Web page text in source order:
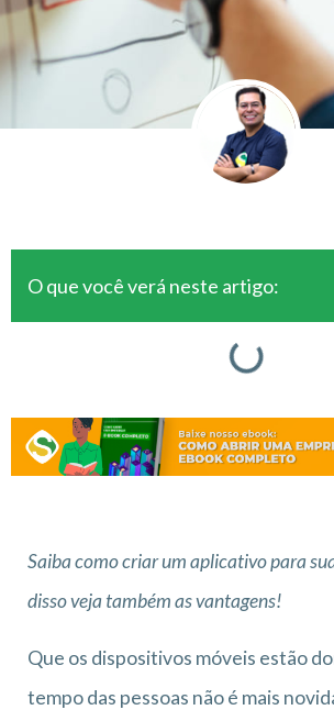
O que você verá neste artigo:
Saiba como criar um aplicativo para
disso veja também as vantagens!
Que os dispositivos móveis estão
tempo das pessoas não é mais